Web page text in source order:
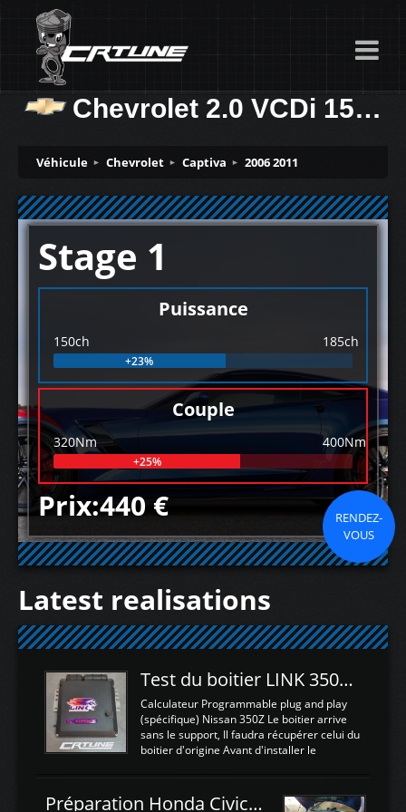
Chevrolet 2.0 VCDi 150ch
Véhicule Chevrolet Captiva 2006 2011
Stage 1
Puissance
150ch 185ch
+23%
Couple
320Nm 400Nm
+25%
Prix:440 €
RENDEZ-
VOUS
Latest realisations
Test du boitier LINK 350Z Plugin ECU
Calculateur Programmable plug and play
(spécifique) Nissan 350Z Le boitier arrive
sans le support, Il faudra récupérer celui du
boitier d'origine Avant d'installer le
d'envoyer l'information de la large bande
Préparation Honda Civic Type R FK2